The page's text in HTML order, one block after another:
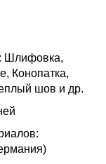
Шлифовка,
Конопатка,
шов и др.